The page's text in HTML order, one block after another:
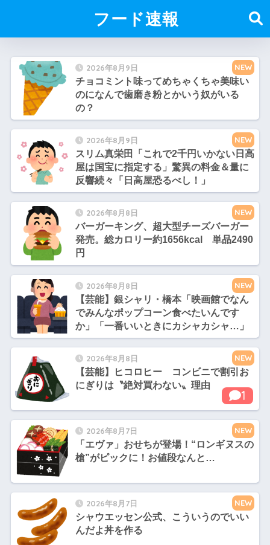
フード速報
2026年8月9日
チョコミント味ってめちゃくちゃ美味い
のになんで歯磨き粉とかいう奴がいる
の？
NEW
2026年8月9日
スリム真栄田「これで2千円いかない日高
屋は国宝に指定する」驚異の料金＆量に
反響続々「日高屋恐るべし！」
NEW
2026年8月8日
バーガーキング、超大型チーズバーガー
発売。総カロリー約1656kcal 単品2490
円
NEW
2026年8月8日
【芸能】銀シャリ・橋本「映画館でなん
でみんなポップコーン食べたいんです
か」「一番いいときにカシャカシャ…」
NEW
2026年8月8日
【芸能】ヒコロヒー コンビニで割引お
にぎりは〝絶対買わない〟理由
NEW
1
2026年8月7日
「エヴァ」おせちが登場！“ロンギヌスの
槍”がピックに！お値段なんと…
NEW
2026年8月7日
シャウエッセン公式、こういうのでいい
んだよ丼を作る
NEW